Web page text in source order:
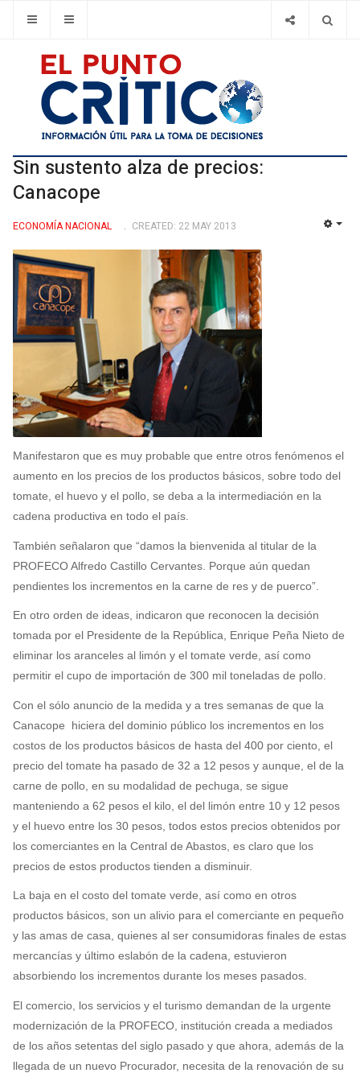
Sin sustento alza de precios:
Canacope
ECONOMÍ­A NACIONAL CREATED: 22 MAY 2013
Manifestaron que es muy probable que entre otros fenómenos el
aumento en los precios de los productos básicos, sobre todo del
tomate, el huevo y el pollo, se deba a la intermediación en la
cadena productiva en todo el país.
También señalaron que “damos la bienvenida al titular de la
PROFECO Alfredo Castillo Cervantes. Porque aún quedan
pendientes los incrementos en la carne de res y de puerco”.
En otro orden de ideas, indicaron que reconocen la decisión
tomada por el Presidente de la República, Enrique Peña Nieto de
eliminar los aranceles al limón y el tomate verde, así como
permitir el cupo de importación de 300 mil toneladas de pollo.
Con el sólo anuncio de la medida y a tres semanas de que la
Canacope hiciera del dominio público los incrementos en los
costos de los productos básicos de hasta del 400 por ciento, el
precio del tomate ha pasado de 32 a 12 pesos y aunque, el de la
carne de pollo, en su modalidad de pechuga, se sigue
manteniendo a 62 pesos el kilo, el del limón entre 10 y 12 pesos
y el huevo entre los 30 pesos, todos estos precios obtenidos por
los comerciantes en la Central de Abastos, es claro que los
precios de estos productos tienden a disminuir.
La baja en el costo del tomate verde, así como en otros
productos básicos, son un alivio para el comerciante en pequeño
y las amas de casa, quienes al ser consumidoras finales de estas
mercancías y último eslabón de la cadena, estuvieron
absorbiendo los incrementos durante los meses pasados.
El comercio, los servicios y el turismo demandan de la urgente
modernización de la PROFECO, institución creada a mediados
de los años setentas del siglo pasado y que ahora, además de la
llegada de un nuevo Procurador, necesita de la renovación de su